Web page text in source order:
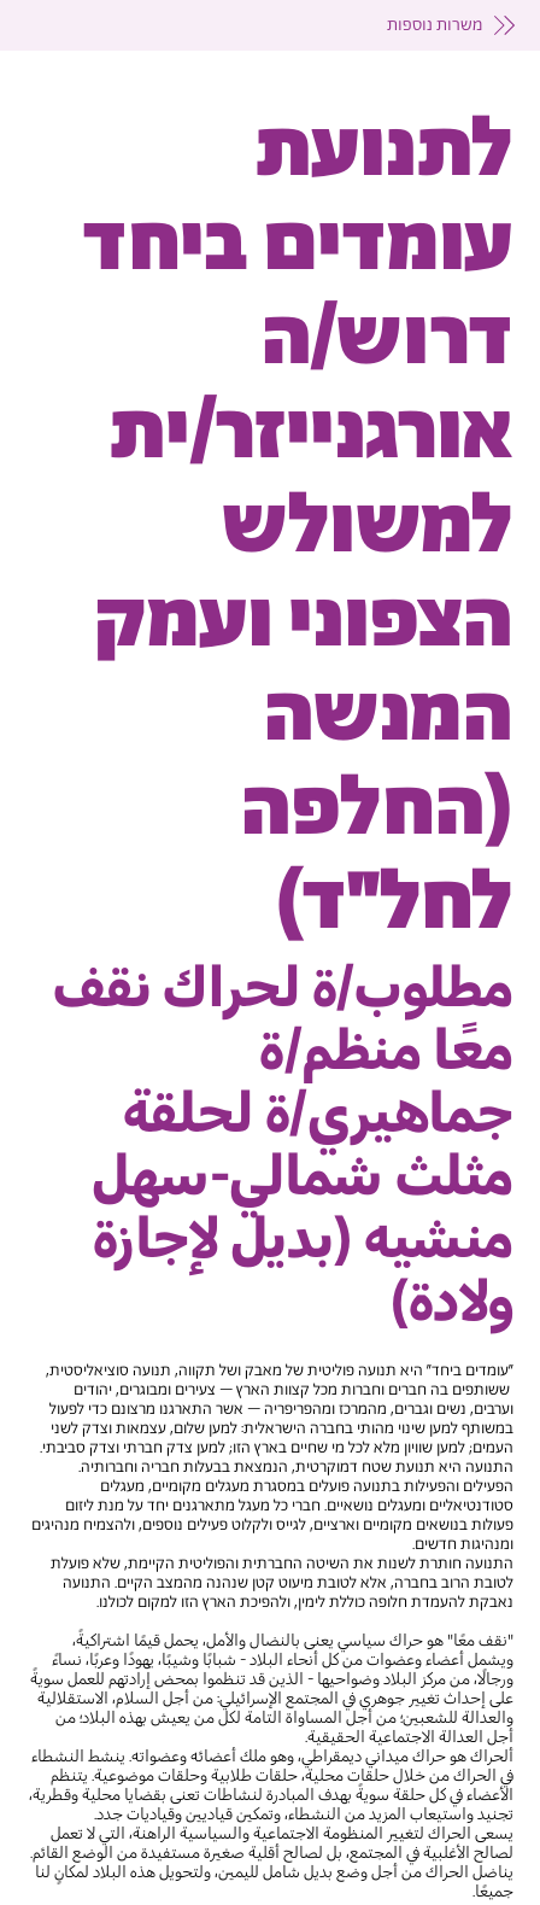
"עומדים ביחד" היא תנועה פוליטית של מאבק ושל תקווה, תנועה סוציאליסטית,
ששותפים בה חברים וחברות מכל קצוות הארץ – צעירים ומבוגרים, יהודים
וערבים, נשים וגברים, מהמרכז ומהפריפריה – אשר התארגנו מרצונם כדי לפעול
במשותף למען שינוי מהותי בחברה הישראלית: למען שלום, עצמאות וצדק לשני
העמים; למען שוויון מלא לכל מי שחיים בארץ הזו; למען צדק חברתי וצדק סביבתי.
התנועה היא תנועת שטח דמוקרטית, הנמצאת בבעלות חבריה וחברותיה.
הפעילים והפעילות בתנועה פועלים במסגרת מעגלים מקומיים, מעגלים
סטודנטיאליים ומעגלים נושאיים. חברי כל מעגל מתארגנים יחד על מנת ליזום
פעולות בנושאים מקומיים וארציים, לגייס ולקלוט פעילים נוספים, ולהצמיח מנהיגים
ומנהיגות חדשים.
התנועה חותרת לשנות את השיטה החברתית והפוליטית הקיימת, שלא פועלת
לטובת הרוב בחברה, אלא לטובת מיעוט קטן שנהנה מהמצב הקיים. התנועה
נאבקת להעמדת חלופה כוללת לימין, ולהפיכת הארץ הזו למקום לכולנו.
"نقف معًا" هو حراك سياسي يعنى بالنضال والأمل، يحمل قيمًا اشتراكيةً،
ويشمل أعضاء وعضوات من كل أنحاء البلاد - شبابًا وشيبًا، يهودًا وعربًا، نساءً
ورجالًا، من مركز البلاد وضواحيها - الذين قد تنظموا بمحض إرادتهم للعمل سويةً
على إحداث تغيير جوهري في المجتمع الإسرائيلي: من أجل السلام، الاستقلالية
والعدالة للشعبين؛ من أجل المساواة التامة لكل من يعيش بهذه البلاد؛ من
أجل العدالة الاجتماعية الحقيقية.
ألحراك هو حراك ميداني ديمقراطي، وهو ملك أعضائه وعضواته. ينشط النشطاء
في الحراك من خلال حلقات محلية، حلقات طلابية وحلقات موضوعية. يتنظم
الأعضاء في كل حلقة سويةً بهدف المبادرة لنشاطات تعنى بقضايا محلية وقطرية،
تجنيد واستيعاب المزيد من النشطاء، وتمكين قياديين وقياديات جدد.
يسعى الحراك لتغيير المنظومة الاجتماعية والسياسية الراهنة، التي لا تعمل
لصالح الأغلبية في المجتمع، بل لصالح أقلية صغيرة مستفيدة من الوضع القائم.
يناضل الحراك من أجل وضع بديل شامل لليمين، ولتحويل هذه البلاد لمكانٍ لنا
جميعًا.
לתנועת
עומדים ביחד
דרוש/ה
אורגנייזר/ית
למשולש
הצפוני ועמק
המנשה
(החלפה
לחל"ד)
مطلوب/ة لحراك نقف
معًا منظم/ة
جماهيري/ة لحلقة
مثلث شمالي-سهل
منشيه (بديل لإجازة
ولادة)
משרות נוספות